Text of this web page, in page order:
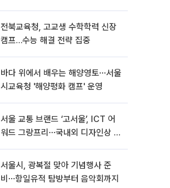
전북교육청, 고교생 수학학력 신장
캠프…수능 해결 전략 집중
바다 위에서 배우는 해양영토⋯서울
시교육청 '해양평화 캠프' 운영
서울 교통 브랜드 ‘고서울’, ICT 어
워드 그랑프리⋯국내외 디자인상 4
서울시, 광복절 맞아 기념행사 준
비⋯항일유적 탐방부터 음악회까지